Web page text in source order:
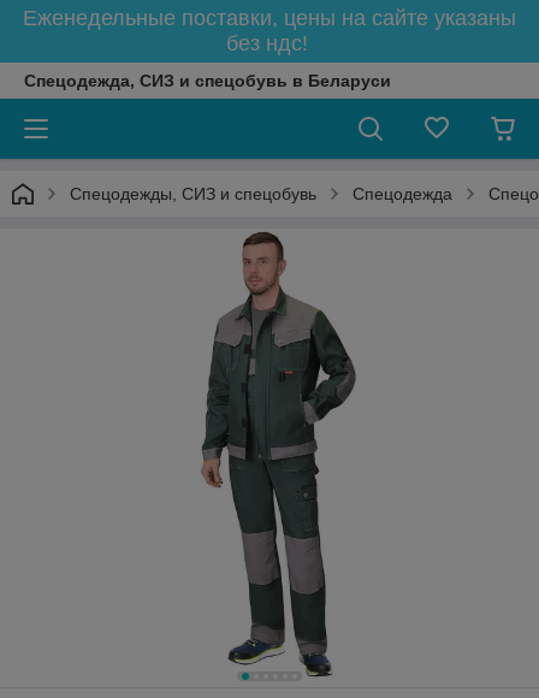
Еженедельные поставки, цены на сайте указаны
без ндс!
Спецодежда, СИЗ и спецобувь в Беларуси
Спецодежды, СИЗ и спецобувь Спецодежда